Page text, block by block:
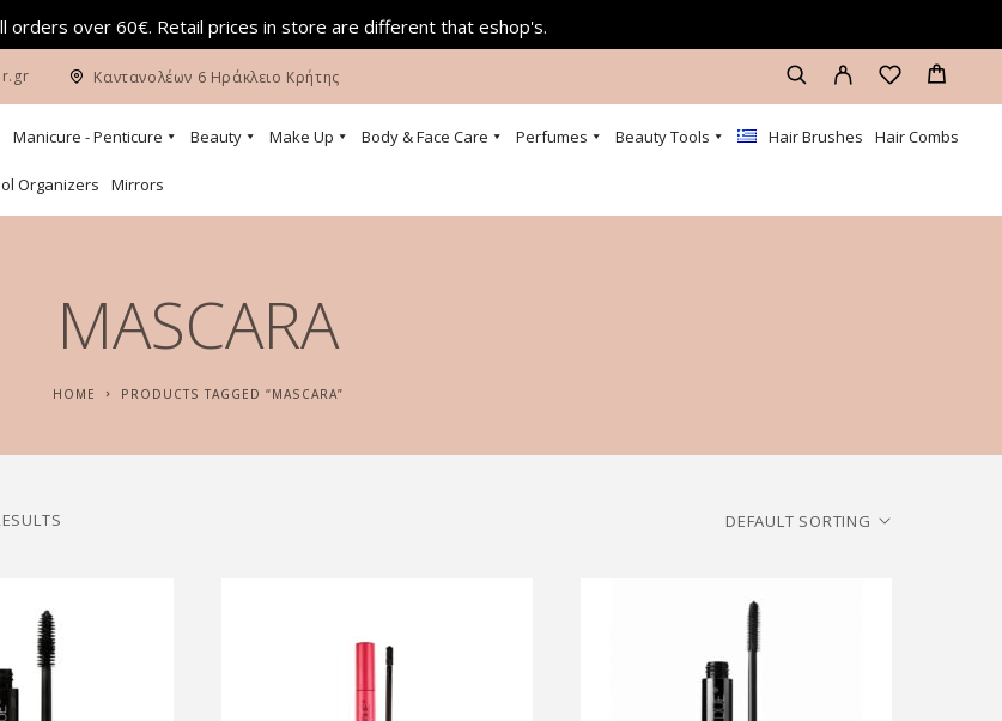
orders over 60€. Retail prices in store are different that eshop's.
Καντανολέων 6 Ηράκλειο Κρήτης
Manicure - Penticure Beauty Make Up Body & Face Care Perfumes Beauty Tools Hair Brushes Hair Combs
Organizers Mirrors
MASCARA
HOME PRODUCTS TAGGED “MASCARA”